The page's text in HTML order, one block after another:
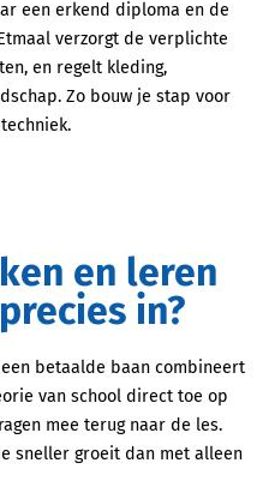
een erkend diploma en de
verzorgt de verplichte
en regelt kleding,
Zo bouw je stap voor
in?
betaalde baan combineert
van school direct toe op
mee terug naar de les.
sneller groeit dan met alleen